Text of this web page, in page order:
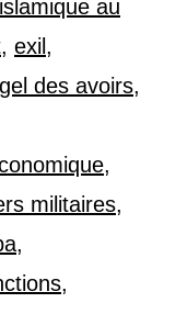
au
, exil ,
gel des avoirs,
,
militaires,
,
,